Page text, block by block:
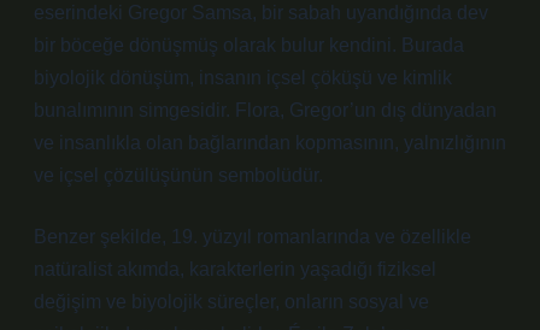
eserindeki Gregor Samsa, bir sabah uyandığında dev
bir böceğe dönüşmüş olarak bulur kendini. Burada
biyolojik dönüşüm, insanın içsel çöküşü ve kimlik
bunalımının simgesidir. Flora, Gregor’un dış dünyadan
ve insanlıkla olan bağlarından kopmasının, yalnızlığının
ve içsel çözülüşünün sembolüdür.
Benzer şekilde, 19. yüzyıl romanlarında ve özellikle
natüralist akımda, karakterlerin yaşadığı fiziksel
değişim ve biyolojik süreçler, onların sosyal ve